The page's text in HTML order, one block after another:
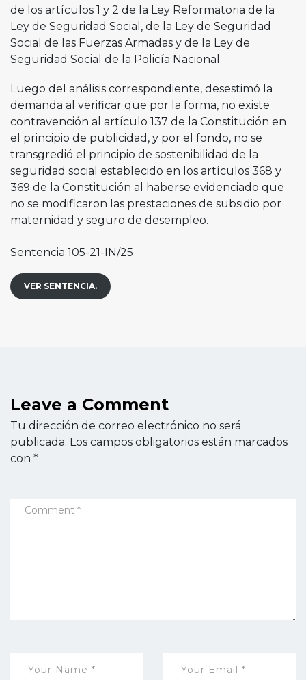
de los artículos 1 y 2 de la Ley Reformatoria de la
Ley de Seguridad Social, de la Ley de Seguridad
Social de las Fuerzas Armadas y de la Ley de
Seguridad Social de la Policía Nacional.
Luego del análisis correspondiente, desestimó la
demanda al verificar que por la forma, no existe
contravención al artículo 137 de la Constitución en
el principio de publicidad, y por el fondo, no se
transgredió el principio de sostenibilidad de la
seguridad social establecido en los artículos 368 y
369 de la Constitución al haberse evidenciado que
no se modificaron las prestaciones de subsidio por
maternidad y seguro de desempleo.
Sentencia 105-21-IN/25
VER SENTENCIA.
Leave a Comment
Tu dirección de correo electrónico no será
publicada. Los campos obligatorios están marcados
con *